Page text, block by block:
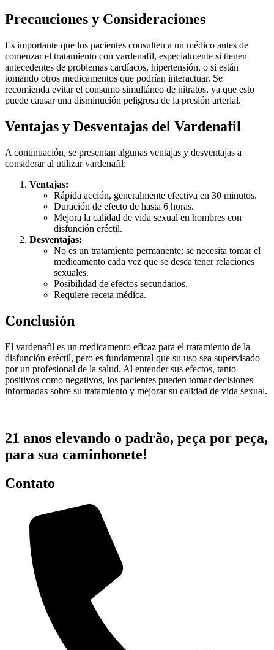
Precauciones y Consideraciones
Es importante que los pacientes consulten a un médico antes de
comenzar el tratamiento con vardenafil, especialmente si tienen
antecedentes de problemas cardíacos, hipertensión, o si están
tomando otros medicamentos que podrían interactuar. Se
recomienda evitar el consumo simultáneo de nitratos, ya que esto
puede causar una disminución peligrosa de la presión arterial.
Ventajas y Desventajas del Vardenafil
A continuación, se presentan algunas ventajas y desventajas a
considerar al utilizar vardenafil:
Ventajas:
Rápida acción, generalmente efectiva en 30 minutos.
Duración de efecto de hasta 6 horas.
Mejora la calidad de vida sexual en hombres con
disfunción eréctil.
Desventajas:
No es un tratamiento permanente; se necesita tomar el
medicamento cada vez que se desea tener relaciones
sexuales.
Posibilidad de efectos secundarios.
Requiere receta médica.
Conclusión
El vardenafil es un medicamento eficaz para el tratamiento de la
disfunción eréctil, pero es fundamental que su uso sea supervisado
por un profesional de la salud. Al entender sus efectos, tanto
positivos como negativos, los pacientes pueden tomar decisiones
informadas sobre su tratamiento y mejorar su calidad de vida sexual.
21 anos elevando o padrão, peça por peça,
para sua caminhonete!
Contato